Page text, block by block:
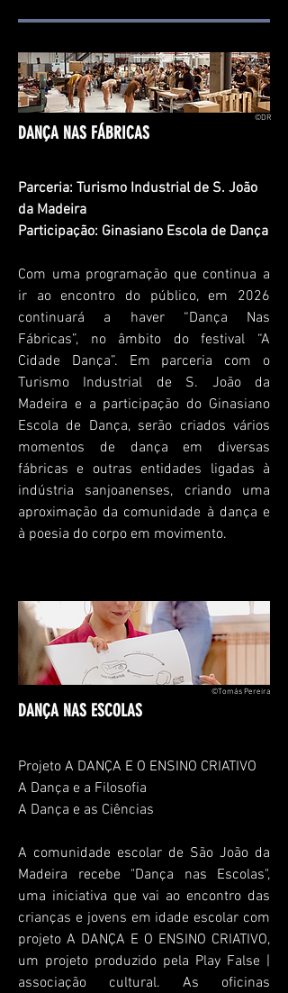
DANÇA NAS FÁBRICAS
©DR
Parceria: Turismo Industrial de S. João
da Madeira
Participação: Ginasiano Escola de Dança
Com uma programação que continua a
ir ao encontro do público, em 2026
continuará a haver “Dança Nas
Fábricas”, no âmbito do festival “A
Cidade Dança”. Em parceria com o
Turismo Industrial de S. João da
Madeira e a participação do Ginasiano
Escola de Dança, serão criados vários
momentos de dança em diversas
fábricas e outras entidades ligadas à
indústria sanjoanenses, criando uma
aproximação da comunidade à dança e
à poesia do corpo em movimento.
©Tomás Pereira
DANÇA NAS ESCOLAS
Projeto A DANÇA E O ENSINO CRIATIVO
A Dança e a Filosofia
A Dança e as Ciências
A comunidade escolar de São João da
Madeira recebe "Dança nas Escolas",
uma iniciativa que vai ao encontro das
crianças e jovens em idade escolar com
projeto A DANÇA E O ENSINO CRIATIVO,
um projeto produzido pela Play False |
associação cultural. As oficinas